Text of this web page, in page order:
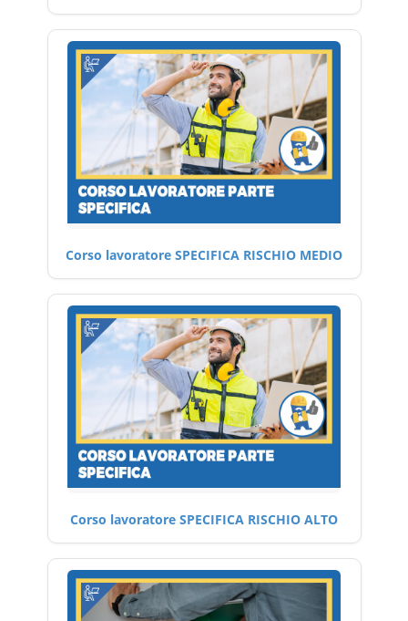
Corso lavoratore SPECIFICA RISCHIO MEDIO
Corso lavoratore SPECIFICA RISCHIO ALTO